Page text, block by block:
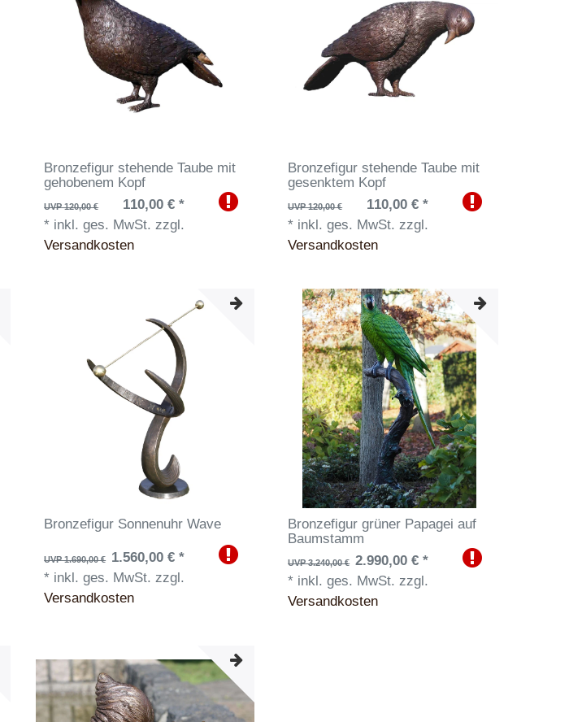
Bronzefigur stehende Taube mit
gehobenem Kopf
UVP 120,00 €
110,00 € *
* inkl. ges. MwSt. zzgl.
Versandkosten
Bronzefigur stehende Taube mit
gesenktem Kopf
UVP 120,00 €
110,00 € *
* inkl. ges. MwSt. zzgl.
Versandkosten
Bronzefigur Sonnenuhr Wave
UVP 1.690,00 €
1.560,00 € *
* inkl. ges. MwSt. zzgl.
Versandkosten
Bronzefigur grüner Papagei auf
Baumstamm
UVP 3.240,00 €
2.990,00 € *
* inkl. ges. MwSt. zzgl.
Versandkosten